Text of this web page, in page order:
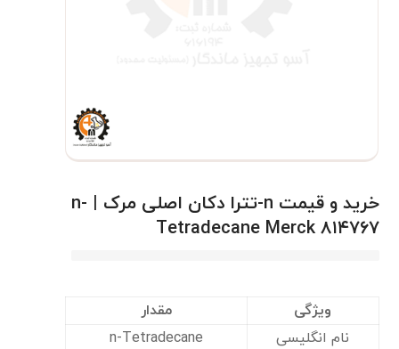
خرید و قیمت n-تترا دکان اصلی مرک | n-
Tetradecane Merck ۸۱۴۷۶۷
ویژگی
مقدار
نام انگلیسی
n-Tetradecane